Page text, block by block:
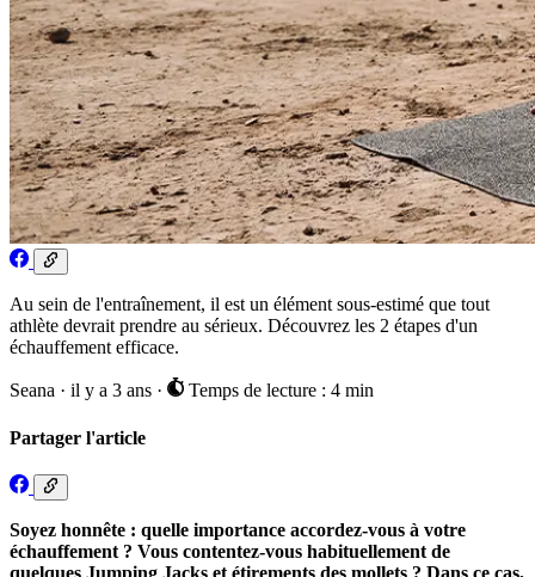
Au sein de l'entraînement, il est un élément sous-estimé que tout
athlète devrait prendre au sérieux. Découvrez les 2 étapes d'un
échauffement efficace.
Seana · il y a 3 ans · Temps de lecture : 4 min
Partager l'article
Soyez honnête : quelle importance accordez-vous à votre
échauffement ? Vous contentez-vous habituellement de